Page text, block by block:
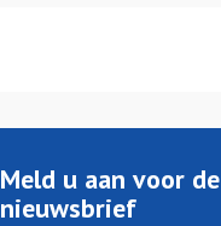
Meld u aan voor de
nieuwsbrief